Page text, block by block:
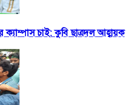
ক্যাম্পাস চাই: কুবি ছাত্রদল আহ্বায়ক